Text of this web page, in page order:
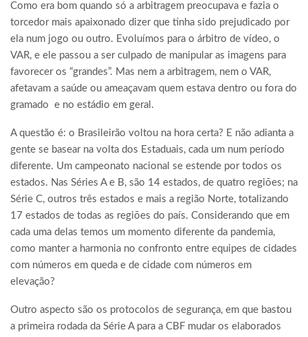
Como era bom quando só a arbitragem preocupava e fazia o
torcedor mais apaixonado dizer que tinha sido prejudicado por
ela num jogo ou outro. Evoluímos para o árbitro de vídeo, o
VAR, e ele passou a ser culpado de manipular as imagens para
favorecer os “grandes”. Mas nem a arbitragem, nem o VAR,
afetavam a saúde ou ameaçavam quem estava dentro ou fora do
gramado e no estádio em geral.
A questão é: o Brasileirão voltou na hora certa? E não adianta a
gente se basear na volta dos Estaduais, cada um num período
diferente. Um campeonato nacional se estende por todos os
estados. Nas Séries A e B, são 14 estados, de quatro regiões; na
Série C, outros três estados e mais a região Norte, totalizando
17 estados de todas as regiões do país. Considerando que em
cada uma delas temos um momento diferente da pandemia,
como manter a harmonia no confronto entre equipes de cidades
com números em queda e de cidade com números em
elevação?
Outro aspecto são os protocolos de segurança, em que bastou
a primeira rodada da Série A para a CBF mudar os elaborados